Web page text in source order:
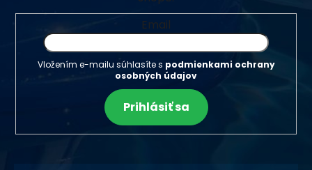
Email
Vložením e-mailu súhlasíte s podmienkami ochrany
osobných údajov
Prihlásiť sa